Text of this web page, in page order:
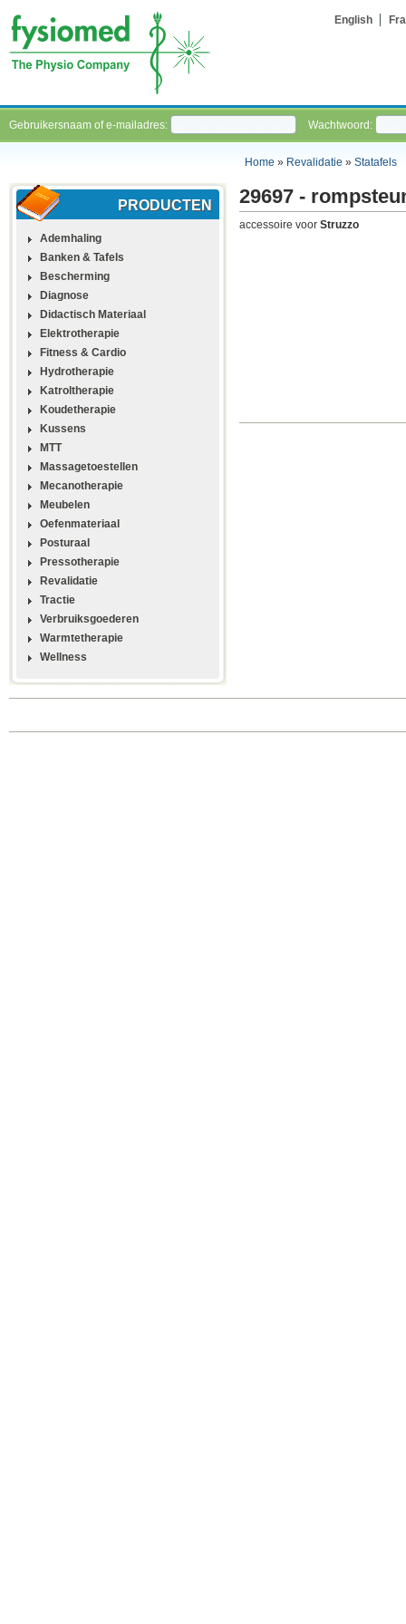
English
Gebruikersnaam of e-mailadres: Wachtwoord:
Home » Revalidatie » Statafels
PRODUCTEN
Ademhaling
Banken & Tafels
Bescherming
Diagnose
Didactisch Materiaal
Elektrotherapie
Fitness & Cardio
Hydrotherapie
Katroltherapie
Koudetherapie
Kussens
MTT
Massagetoestellen
Mecanotherapie
Meubelen
Oefenmateriaal
Posturaal
Pressotherapie
Revalidatie
Tractie
Verbruiksgoederen
Warmtetherapie
Wellness
29697 -
accessoire voor Struzzo